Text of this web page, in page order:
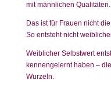
mit männlichen Qualitäten.
Das ist für Frauen nicht
So entsteht nicht
Weiblicher Selbstwert
kennengelernt haben –
Wurzeln.